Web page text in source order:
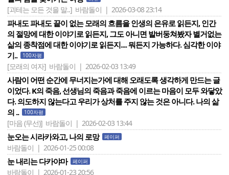
[괴테는 모든 것을 말..] 바람돌이 | 2026-03-08 23:14
파내도 파내도 끝이 없는 모래의 흐름을 인생의 은유로 읽든지, 인간
의 절망에 대한 이야기로 읽든지, 그도 아니면 발버둥쳐봤자 별거없는
삶의 종착점에 대한 이야기로 읽든지.... 뭐든지 가능하다. 심각한 이야
기..
100자평
[모래의 여자] 바람돌이 | 2026-02-03 13:49
사람이 어떤 순간에 무너지는가에 대해 오래도록 생각하게 만드는 글
이었다. K의 죽음, 선생님의 죽음과 죽음에 이르는 마음이 모두 와닿았
다. 의도하지 않는다고 우리가 상처를 주지 않는 것은 아니다. 나의 삶
의 ..
100자평
[마음 (무선)] 바람돌이 | 2026-02-03 13:44
눈오는 시라카와고, 나의 로망 페이퍼
바람돌이 | 2026-01-25 00:08
눈 내리는 다카야마 페이퍼
바람돌이 | 2026-01-23 20:56